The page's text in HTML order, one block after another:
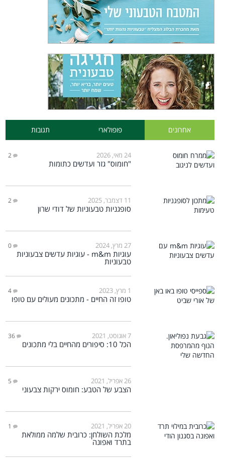
אחרונים פופולארי תגובות
24 מאי, 2026 2
"חומוס" גזר ועדשים כתומות
11 דצמבר, 2025 2
סופגניות טבעוניות של דודי שרון
27 מרץ, 2024 0
עוגיות m&m - עוגיות עדשים צבעוניות
טבעוניות
1 מרץ, 2023 4
טופו זה החיים - מתכונים מעולים עם טופו
7 אוגוסט, 2021 36
הכל 10: סיפורים מהחיים בלי מתכונים
26 אפריל, 2021 5
הצבע של הטבע: חומוס ירקות צבעוני
20 אפריל, 2021 1
מלכת השולחן: כרובית שלמה ממולאת
בתרד ואפונה